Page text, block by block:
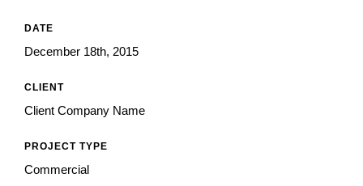
DATE
December 18th, 2015
CLIENT
Client Company Name
PROJECT TYPE
Commercial